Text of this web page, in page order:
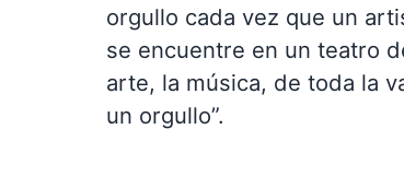
orgullo cada vez que un
se encuentre en un teatro
arte, la música, de toda la
un orgullo”.